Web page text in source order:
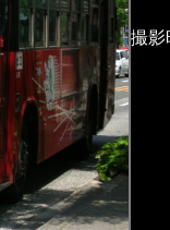
撮影